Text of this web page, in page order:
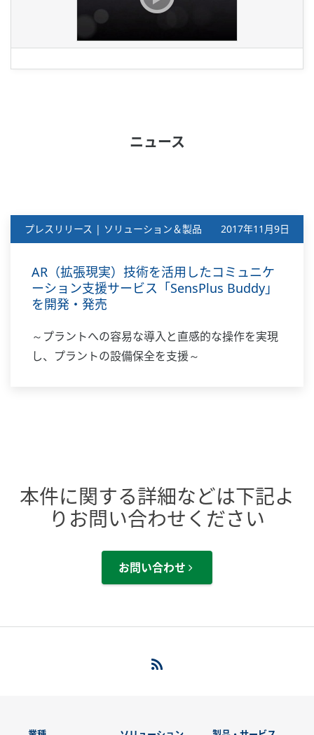
ニュース
プレスリリース | ソリューション＆製品 2017年11月9日
AR（拡張現実）技術を活用したコミュニケ
ーション支援サービス「SensPlus Buddy」
を開発・発売
～プラントへの容易な導入と直感的な操作を実現
し、プラントの設備保全を支援～
本件に関する詳細などは下記よ
りお問い合わせください
お問い合わせ